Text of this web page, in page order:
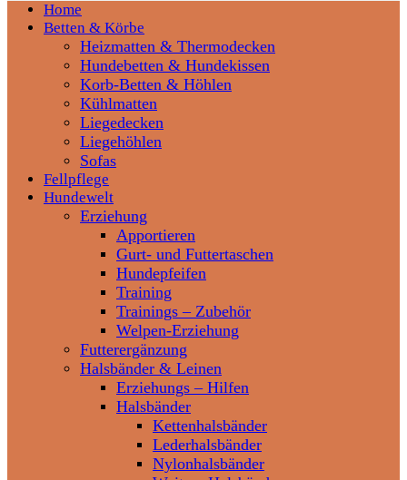
Home
Betten & Körbe
Heizmatten & Thermodecken
Hundebetten & Hundekissen
Korb-Betten & Höhlen
Kühlmatten
Liegedecken
Liegehöhlen
Sofas
Fellpflege
Hundewelt
Erziehung
Apportieren
Gurt- und Futtertaschen
Hundepfeifen
Training
Trainings – Zubehör
Welpen-Erziehung
Futterergänzung
Halsbänder & Leinen
Erziehungs – Hilfen
Halsbänder
Kettenhalsbänder
Lederhalsbänder
Nylonhalsbänder